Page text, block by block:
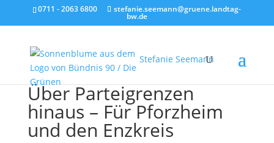
0711 - 2063 6800 stefanie.seemann@gruene.landtag-
bw.de
Stefanie Seemann
Über Parteigrenzen
hinaus – Für Pforzheim
und den Enzkreis